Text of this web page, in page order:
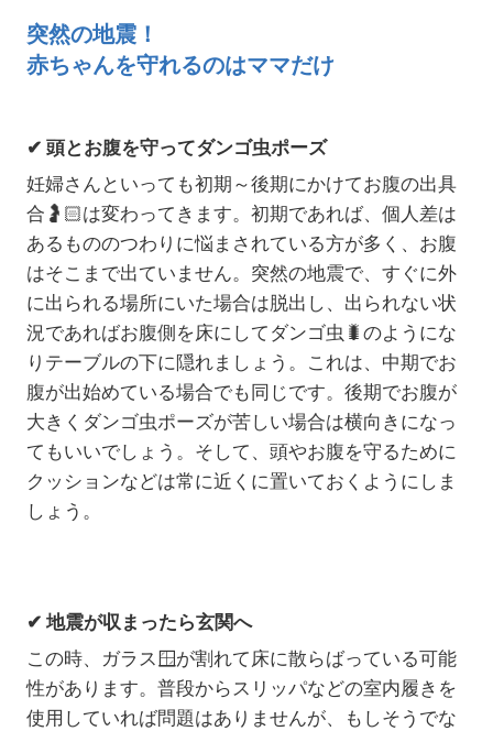
突然の地震！
赤ちゃんを守れるのはママだけ
✔ 頭とお腹を守ってダンゴ虫ポーズ
妊婦さんといっても初期～後期にかけてお腹の出具
合 🤰🏻は変わってきます。初期であれば、個人差は
あるもののつわりに悩まされている方が多く、お腹
はそこまで出ていません。突然の地震で、すぐに外
に出られる場所にいた場合は脱出し、出られない状
況であればお腹側を床にしてダンゴ虫🐛のようにな
りテーブルの下に隠れましょう。これは、中期でお
腹が出始めている場合でも同じです。後期でお腹が
大きくダンゴ虫ポーズが苦しい場合は横向きになっ
てもいいでしょう。そして、頭やお腹を守るために
クッションなどは常に近くに置いておくようにしま
しょう。
✔ 地震が収まったら玄関へ
この時、ガラス🪟が割れて床に散らばっている可能
性があります。普段からスリッパなどの室内履きを
使用していれば問題はありませんが、もしそうでな